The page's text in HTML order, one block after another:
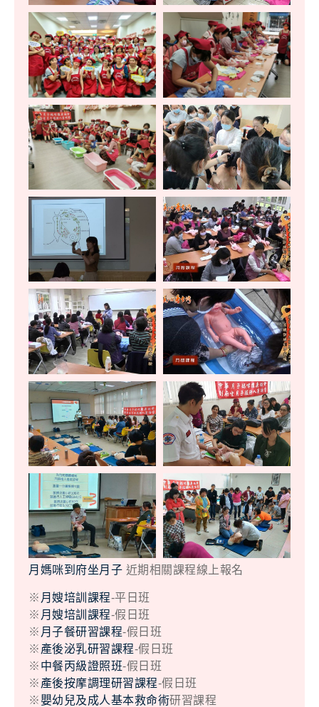
月媽咪到府坐月子 近期相關課程線上報名
※ 月嫂培訓課程-平日班
※ 月嫂培訓課程-假日班
※ 月子餐研習課程-假日班
※ 產後泌乳研習課程-假日班
※ 中餐丙級證照班-假日班
※ 產後按摩調理研習課程-假日班
※ 嬰幼兒及成人基本救命術研習課程